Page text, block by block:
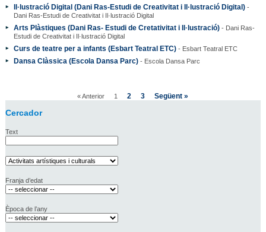
Il·lustració Digital (Dani Ras-Estudi de Creativitat i Il·lustració Digital)-
Dani Ras-Estudi de Creativitat i Il·lustració Digital
Arts Plàstiques (Dani Ras- Estudi de Cretativitat i Il·lustració)- Dani Ras-
Estudi de Creativitat i Il·lustració Digital
Curs de teatre per a infants (Esbart Teatral ETC)- Esbart Teatral ETC
Dansa Clàssica (Escola Dansa Parc)- Escola Dansa Parc
« Anterior 1 2 3 Següent »
Cercador
Text
Franja d’edat
Època de l’any